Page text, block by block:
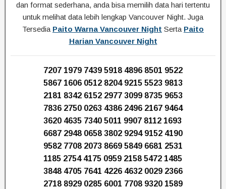
dan format sederhana, anda bisa memilih data hari tertentu
untuk melihat data lebih lengkap Vancouver Night. Juga
Tersedia Paito Warna Vancouver Night Serta Paito
Harian Vancouver Night
7207 1979 7439 5918 4896 8501 9522
5867 1606 0512 8204 9215 5523 9813
2181 8342 6152 2977 3099 8735 9653
7836 2750 0263 4386 2496 2167 9464
3620 4635 7340 5011 9907 8112 1693
6687 2948 0658 3802 9294 9152 4190
9582 7708 2073 8669 5849 6681 2531
1185 2754 4175 0959 2158 5472 1485
3848 4705 7641 4226 4632 0029 2366
2718 8929 0285 6001 7708 9320 1589